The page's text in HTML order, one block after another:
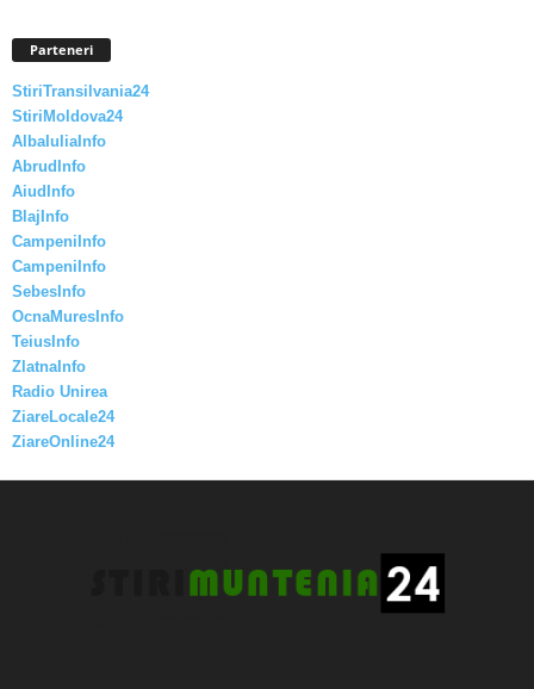
Parteneri
StiriTransilvania24
StiriMoldova24
AlbaIuliaInfo
AbrudInfo
AiudInfo
BlajInfo
CampeniInfo
CampeniInfo
SebesInfo
OcnaMuresInfo
TeiusInfo
ZlatnaInfo
Radio Unirea
ZiareLocale24
ZiareOnline24